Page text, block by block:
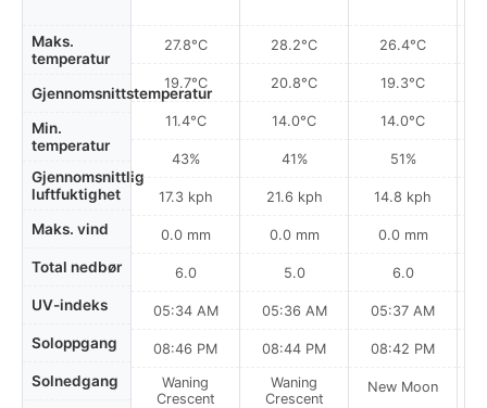
Maks.
temperatur
Gjennomsnittstemperatur
Min.
temperatur
Gjennomsnittlig
luftfuktighet
Maks. vind
Total nedbør
UV-indeks
Soloppgang
Solnedgang
27.8°C
19.7°C
11.4°C
43%
17.3 kph
0.0 mm
6.0
05:34 AM
08:46 PM
Waning
Crescent
28.2°C
20.8°C
14.0°C
41%
21.6 kph
0.0 mm
5.0
05:36 AM
08:44 PM
Waning
Crescent
26.4°C
19.3°C
14.0°C
51%
14.8 kph
0.0 mm
6.0
05:37 AM
08:42 PM
New Moon